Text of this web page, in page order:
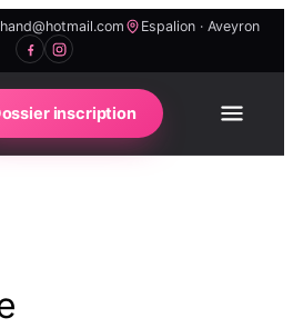
Espalion · Aveyron
inscription